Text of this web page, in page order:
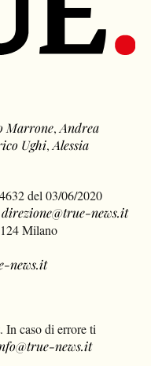
Marrone,Andrea
Ughi,Alessia
del 03/06/2020
direzione@true-news.it
Milano
news.it
caso di errore ti
news.it